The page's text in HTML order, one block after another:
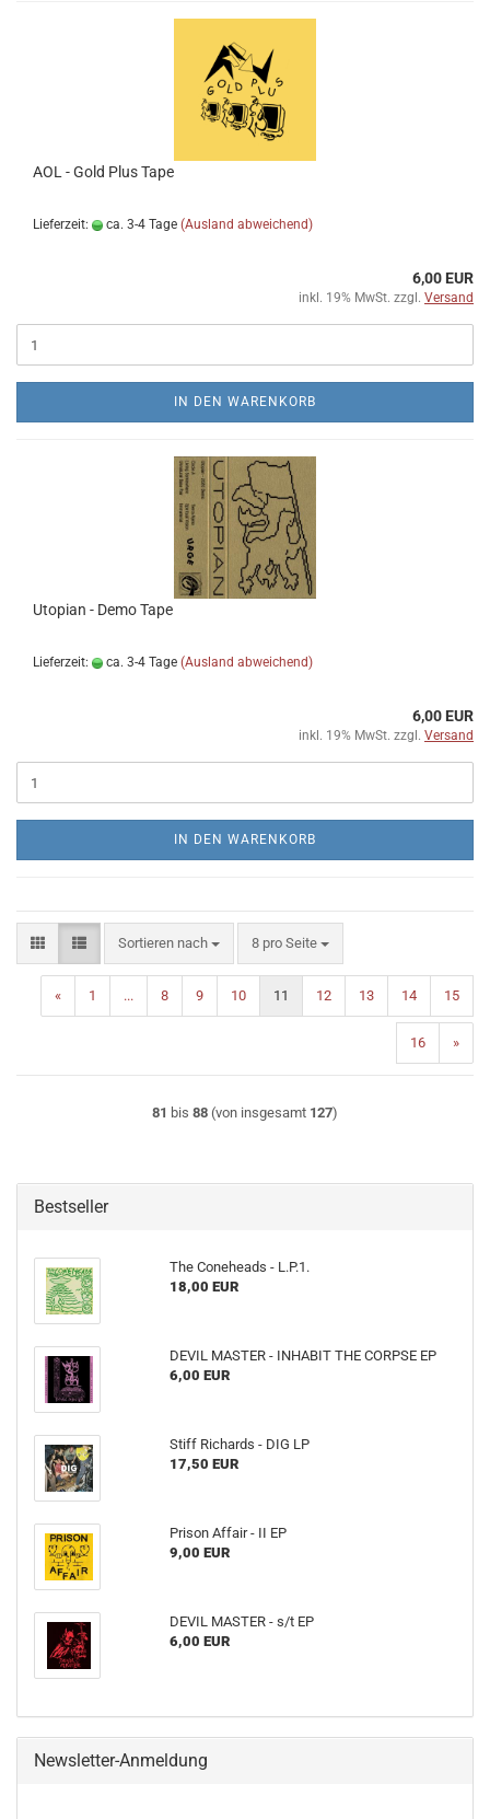
AOL - Gold Plus Tape
Lieferzeit: ca. 3-4 Tage (Ausland abweichend)
6,00 EUR
inkl. 19% MwSt. zzgl. Versand
IN DEN WARENKORB
Utopian - Demo Tape
Lieferzeit: ca. 3-4 Tage (Ausland abweichend)
6,00 EUR
inkl. 19% MwSt. zzgl. Versand
IN DEN WARENKORB
Sortieren nach
Sortieren nach 8 pro Seite
pro Seite
« 1 ... 8 9 10 11 12 13 14 15
16 »
81 bis 88 (von insgesamt 127)
Bestseller
The Coneheads - L​.​P​.​1.
18,00 EUR
DEVIL MASTER - INHABIT THE CORPSE EP
6,00 EUR
Stiff Richards - DIG LP
17,50 EUR
Prison Affair - II EP
9,00 EUR
DEVIL MASTER - s​/​t EP
6,00 EUR
Newsletter-Anmeldung